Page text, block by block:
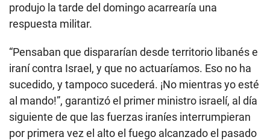
produjo la tarde del domingo acarrearía una
respuesta militar.
“Pensaban que dispararían desde territorio libanés e
iraní contra Israel, y que no actuaríamos. Eso no ha
sucedido, y tampoco sucederá. ¡No mientras yo esté
al mando!”, garantizó el primer ministro israelí, al día
siguiente de que las fuerzas iraníes interrumpieran
por primera vez el alto el fuego alcanzado el pasado